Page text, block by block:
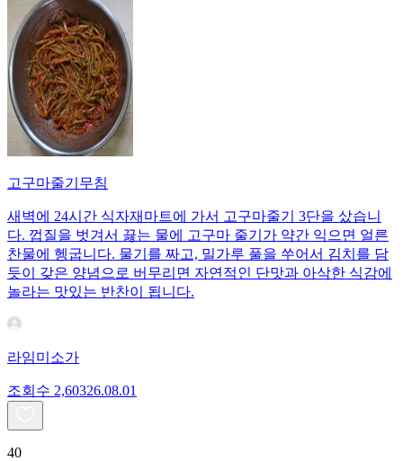
고구마줄기무침
새벽에 24시간 식자재마트에 가서 고구마줄기 3단을 샀습니
다. 껍질을 벗겨서 끓는 물에 고구마 줄기가 약간 익으면 얼른
찬물에 헹굽니다. 물기를 짜고, 밀가루 풀을 쑤어서 김치를 담
듯이 갖은 양념으로 버무리면 자연적인 단맛과 아삭한 식감에
놀라는 맛있는 반찬이 됩니다.
라임미소가
조회수 2,60326.08.01
40